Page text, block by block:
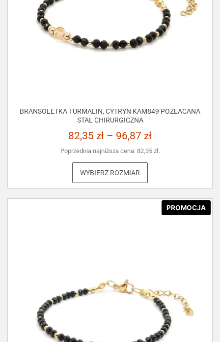
BRANSOLETKA TURMALIN, CYTRYN KAM849 POZŁACANA
STAL CHIRURGICZNA
82,35 zł – 96,87 zł
Poprzednia najniższa cena: 82,35 zł.
WYBIERZ ROZMIAR
PROMOCJA